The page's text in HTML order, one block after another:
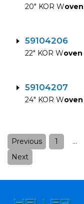
20″ KOR Woven
59104206
22″ KOR Woven
59104207
24″ KOR Woven
Posts
pagination
Previous 1 …
Next